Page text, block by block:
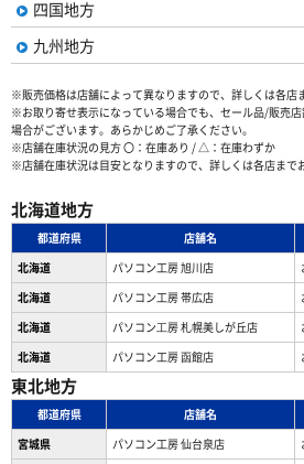
四国地方
九州地方
※販売価格は店舗によって異なりますので、詳しくは各店
※お取り寄せ表示になっている場合でも、セール品/販売
場合がございます。あらかじめご了承ください。
※店舗在庫状況の見方 〇：在庫あり / △：在庫わずか
※店舗在庫状況は目安となりますので、詳しくは各店まで
北海道地方
都道府県 店舗名
北海道
パソコン工房 旭川店
北海道
パソコン工房 帯広店
北海道
パソコン⼯房 札幌美しが丘店
北海道
パソコン工房 函館店
東北地方
都道府県 店舗名
宮城県
パソコン工房 仙台泉店